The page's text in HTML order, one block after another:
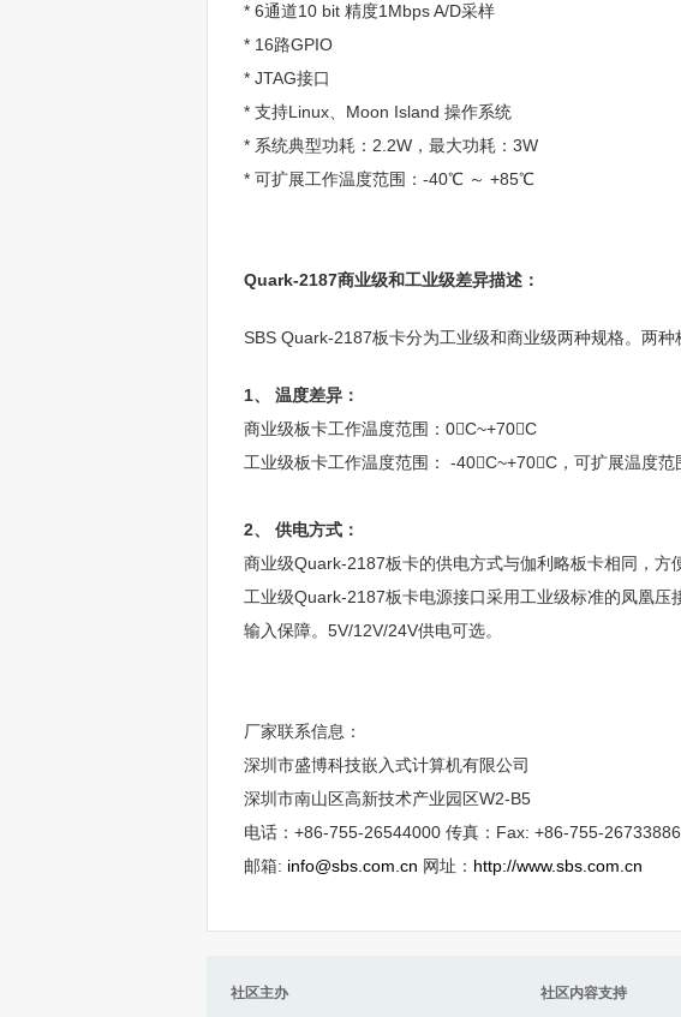
* 6通道10 bit 精度1Mbps A/D采样
* 16路GPIO
* JTAG接口
* 支持Linux、Moon Island 操作系统
* 系统典型功耗：2.2W，最大功耗：3W
* 可扩展工作温度范围：-40℃ ～ +85℃
Quark-2187商业级和工业级差异描述：
SBS Quark-2187板卡分为工业级和商业级两种规格。两种
1、 温度差异：
商业级板卡工作温度范围：0C~+70C
工业级板卡工作温度范围： -40C~+70C，可扩展温度范
2、 供电方式：
商业级Quark-2187板卡的供电方式与伽利略板卡相同，方
工业级Quark-2187板卡电源接口采用工业级标准的凤凰
输入保障。5V/12V/24V供电可选。
厂家联系信息：
深圳市盛博科技嵌入式计算机有限公司
深圳市南山区高新技术产业园区W2-B5
电话：+86-755-26544000 传真：Fax: +86-755-26733886
邮箱: info@sbs.com.cn 网址： http://www.sbs.com.cn
社区主办 社区内容支持